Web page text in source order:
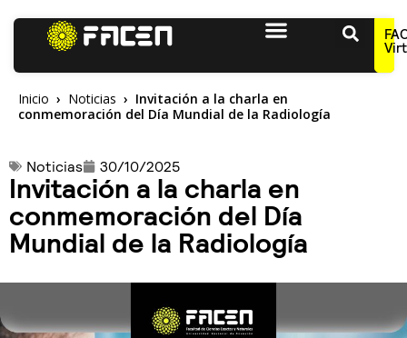
Inicio Noticias
Invitación a la charla en
conmemoración del Día Mundial de la Radiología
Noticias 30/10/2025
Invitación a la charla en
conmemoración del Día
Mundial de la Radiología